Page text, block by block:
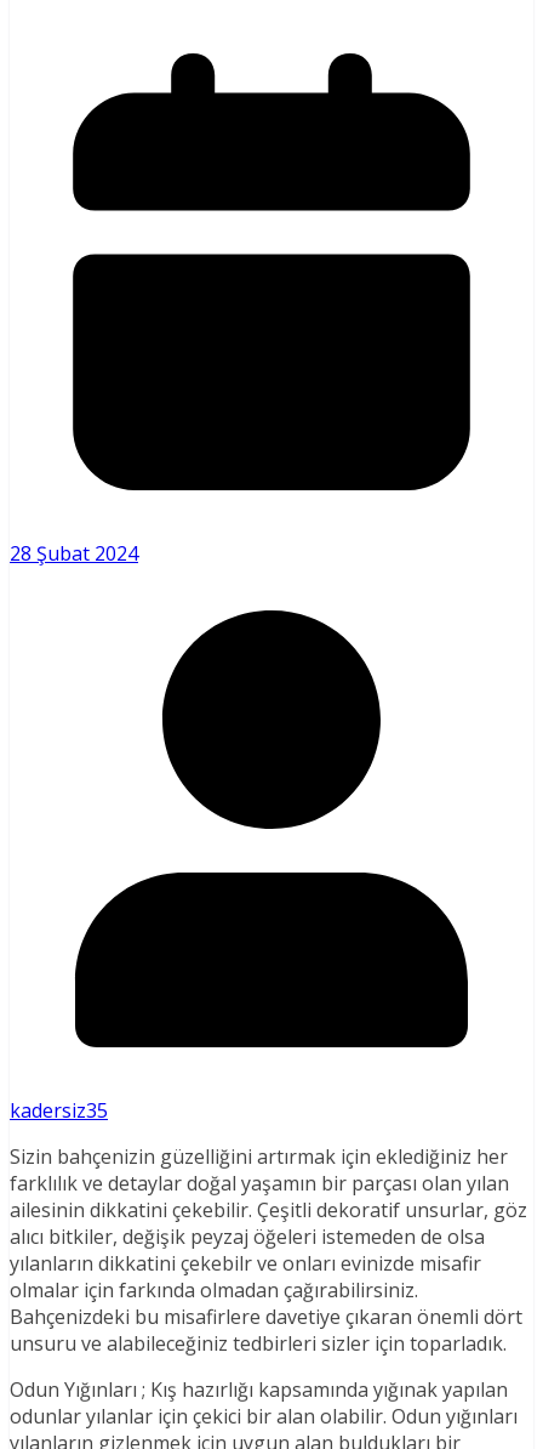
28 Şubat 2024
kadersiz35
Sizin bahçenizin güzelliğini artırmak için eklediğiniz her
farklılık ve detaylar doğal yaşamın bir parçası olan yılan
ailesinin dikkatini çekebilir. Çeşitli dekoratif unsurlar, göz
alıcı bitkiler, değişik peyzaj öğeleri istemeden de olsa
yılanların dikkatini çekebilr ve onları evinizde misafir
olmalar için farkında olmadan çağırabilirsiniz.
Bahçenizdeki bu misafirlere davetiye çıkaran önemli dört
unsuru ve alabileceğiniz tedbirleri sizler için toparladık.
Odun Yığınları ; Kış hazırlığı kapsamında yığınak yapılan
odunlar yılanlar için çekici bir alan olabilir. Odun yığınları
yılanların gizlenmek için uygun alan buldukları bir